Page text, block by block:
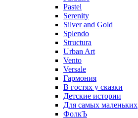
Pastel
Serenity
Silver and Gold
Splendo
Structura
Urban Art
Vento
Versale
Гармония
В гостях у сказки
Детские истории
Для самых маленьких
ФолкЪ